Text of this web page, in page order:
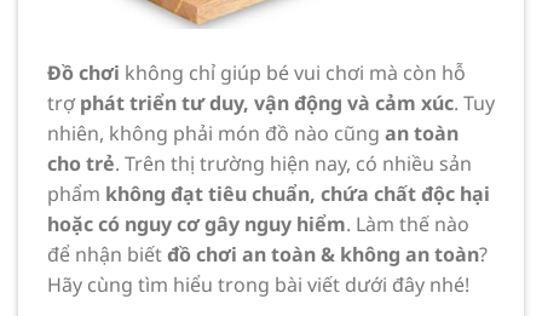
Đồ chơi không chỉ giúp bé vui chơi mà còn hỗ
trợphát triển tư duy, vận động và cảm xúc. Tuy
nhiên, không phải món đồ nào cũng an toàn
cho trẻ. Trên thị trường hiện nay, có nhiều sản
phẩm không đạt tiêu chuẩn, chứa chất độc hại
hoặc có nguy cơ gây nguy hiểm. Làm thế nào
để nhận biếtđồ chơi an toàn & không an toàn?
Hãy cùng tìm hiểu trong bài viết dưới đây nhé!